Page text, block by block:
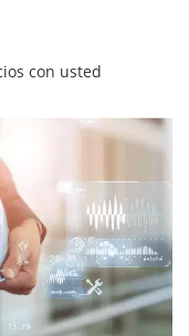
con usted